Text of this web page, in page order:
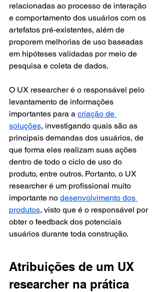
relacionadas ao processo de interação
e comportamento dos usuários com os
artefatos pré-existentes, além de
proporem melhorias de uso baseadas
em hipóteses validadas por meio de
pesquisa e coleta de dados.
O UX researcher é o responsável pelo
levantamento de informações
importantes para a criação de
soluções, investigando quais são as
principais demandas dos usuários, de
que forma eles realizam suas ações
dentro de todo o ciclo de uso do
produto, entre outros. Portanto, o UX
researcher é um profissional muito
importante no desenvolvimento dos
produtos, visto que é o responsável por
obter o feedback dos potenciais
usuários durante toda construção.
Atribuições de um UX
researcher na prática